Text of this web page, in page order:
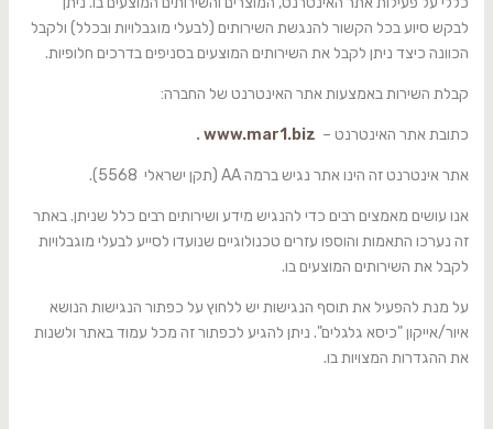
לבקש סיוע בכל הקשור להנגשת השירותים (לבעלי מוגבלויות ובכלל) ולקבל
הכוונה כיצד ניתן לקבל את השירותים המוצעים בסניפים בדרכים חלופיות.
קבלת השירות באמצעות אתר האינטרנט של החברה:
כתובת אתר האינטרנט – www.mar1.biz
.
אתר אינטרנט זה הינו אתר נגיש ברמה AA (תקן ישראלי 5568).
אנו עושים מאמצים רבים כדי להנגיש מידע ושירותים רבים כלל שניתן. באתר
זה נערכו התאמות והוספו עזרים טכנולוגיים שנועדו לסייע לבעלי מוגבלויות
לקבל את השירותים המוצעים בו.
על מנת להפעיל את תוסף הנגישות יש ללחוץ על כפתור הנגישות הנושא
איור/אייקון "כיסא גלגלים". ניתן להגיע לכפתור זה מכל עמוד באתר ולשנות
את ההגדרות המצויות בו.